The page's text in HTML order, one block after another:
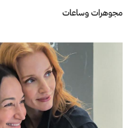
مجوهرات وساعات